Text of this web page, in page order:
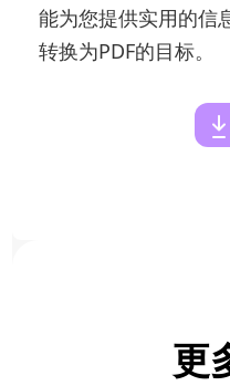
能为您提供实用的信
转换为PDF的目标。
更